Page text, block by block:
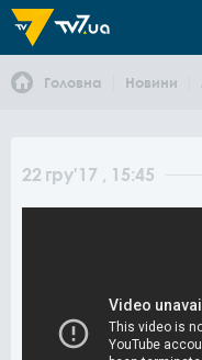
Головна Новини
22 гру'17 , 15:45